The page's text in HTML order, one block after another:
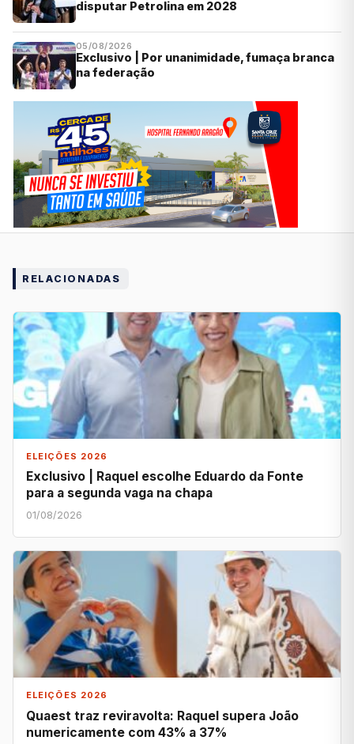
disputar Petrolina em 2028
05/08/2026
Exclusivo | Por unanimidade, fumaça branca
na federação
RELACIONADAS
ELEIÇÕES 2026
Exclusivo | Raquel escolhe Eduardo da Fonte
para a segunda vaga na chapa
01/08/2026
ELEIÇÕES 2026
Quaest traz reviravolta: Raquel supera João
numericamente com 43% a 37%